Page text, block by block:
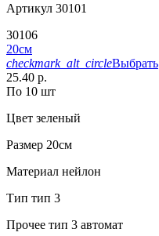
Артикул 30101
30106
20см
checkmark_alt_circleВыбрать
25.40 р.
По 10 шт
Цвет зеленый
Размер 20см
Материал нейлон
Тип тип 3
Прочее тип 3 автомат